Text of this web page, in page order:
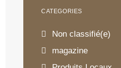
CATEGORIES
Non classifié(e)
magazine